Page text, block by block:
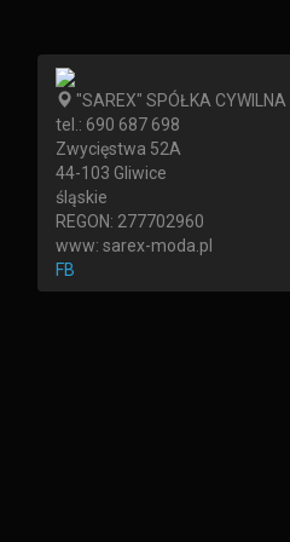
"SAREX" SPÓŁKA
tel.: 690 687 698
Zwycięstwa 52A
44-103 Gliwice
śląskie
REGON: 277702960
www: sarex-moda.pl
FB